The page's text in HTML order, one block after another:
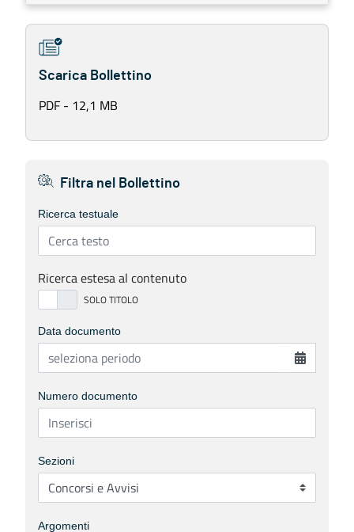
Scarica Bollettino
PDF - 12,1 MB
Filtra nel Bollettino
Ricerca testuale
Ricerca estesa al contenuto
Data documento
Numero documento
Sezioni
Argomenti